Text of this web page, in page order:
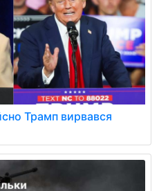
Трамп вирвався